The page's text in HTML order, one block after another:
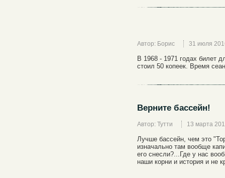
Автор: Борис 31 июля
В 1968 - 1971 годах билет
стоил 50 копеек. Время
Верните бассейн!
Автор: Тутти 13 марта
Лучше бассейн, чем это
изначально там вообще
его снесли?...Где у нас
наши корни и история и не